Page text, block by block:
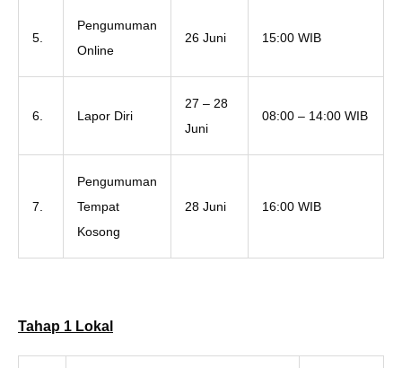
5.
Pengumuman
Online
26 Juni 15:00 WIB
6. Lapor Diri
27 – 28
Juni
08:00 – 14:00 WIB
7.
Pengumuman
Tempat
Kosong
28 Juni 16:00 WIB
Tahap 1 Lokal